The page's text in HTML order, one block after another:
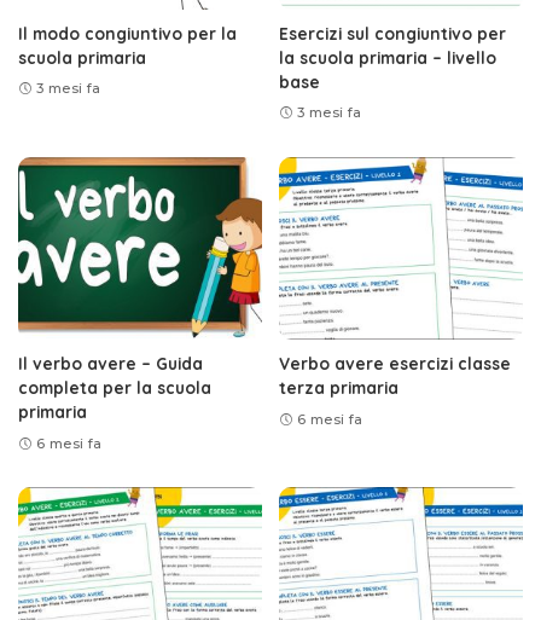
Il modo congiuntivo per la
scuola primaria
3 mesi fa
Esercizi sul congiuntivo per
la scuola primaria – livello
base
3 mesi fa
Il verbo avere – Guida
completa per la scuola
primaria
6 mesi fa
Verbo avere esercizi classe
terza primaria
6 mesi fa